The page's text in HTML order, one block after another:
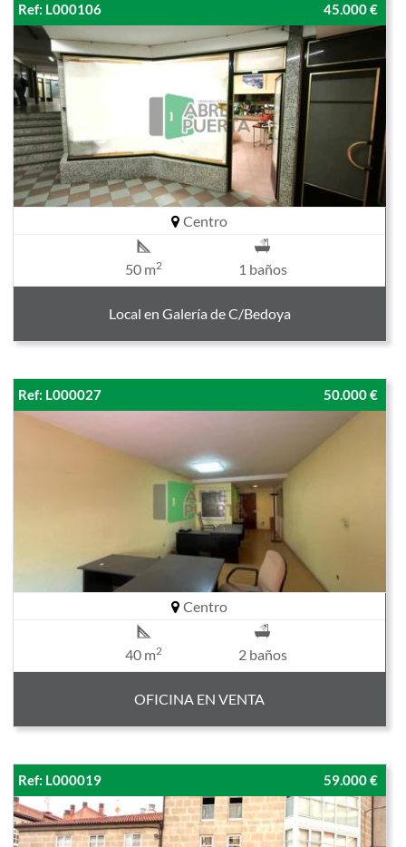
Ref: L000106 45.000 €
Centro
50 m2 1 baños
Local en Galería de C/Bedoya
Ref: L000027 50.000 €
Centro
40 m2 2 baños
OFICINA EN VENTA
Ref: L000019 59.000 €